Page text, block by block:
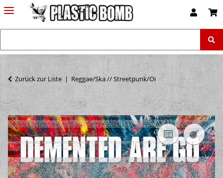
Zurück zur Liste Reggae/Ska // Streetpunk/Oi